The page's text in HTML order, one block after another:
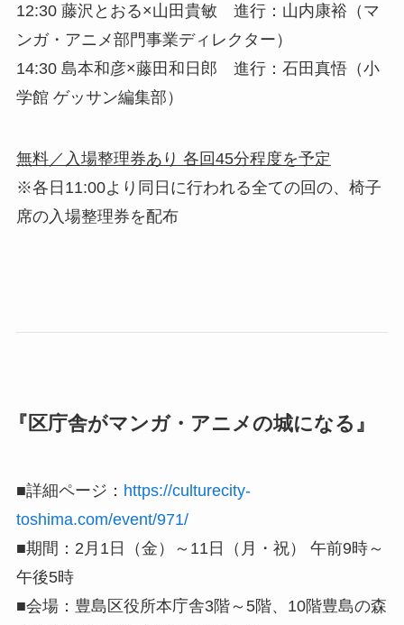
12:30 藤沢とおる×山田貴敏 進行：山内康裕（マ
ンガ・アニメ部門事業ディレクター）
14:30 島本和彦×藤田和日郎 進行：石田真悟（小
学館 ゲッサン編集部）
無料／入場整理券あり 各回45分程度を予定
※各日11:00より同日に行われる全ての回の、椅子
席の入場整理券を配布
『区庁舎がマンガ・アニメの城になる』
■詳細ページ： https://culturecity-
toshima.com/event/971/
■期間：2月1日（金）～11日（月・祝） 午前9時～
午後5時
■会場：豊島区役所本庁舎3階～5階、10階豊島の森